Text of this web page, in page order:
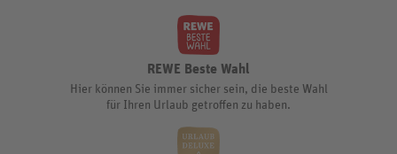
REWE Beste Wahl
Hier können Sie immer sicher sein, die beste Wahl
für Ihren Urlaub getroffen zu haben.